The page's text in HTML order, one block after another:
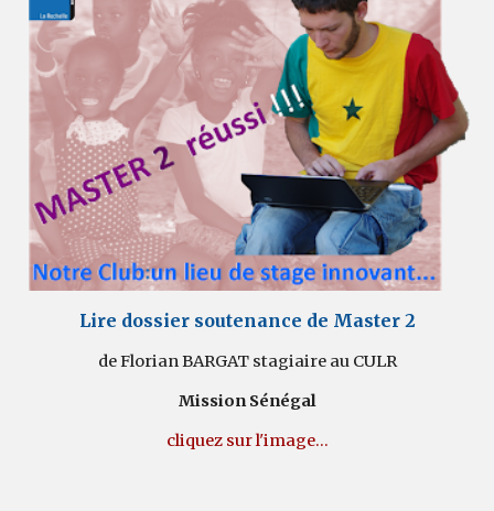
Lire dossier soutenance de Master 2
de Florian BARGAT stagiaire au CULR
Mission Sénégal
cliquez sur l'image...